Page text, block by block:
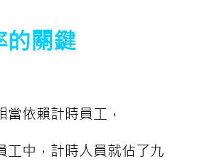
的關鍵
依賴計時員工，
工中，計時人員就佔了九